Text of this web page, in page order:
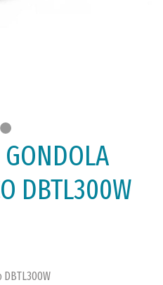
DBTL300W
DBTL300W